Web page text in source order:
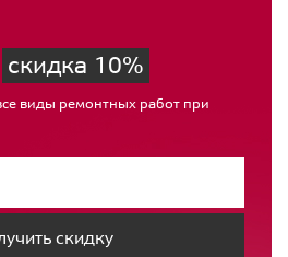
скидка 10%
виды ремонтных работ при
скидку